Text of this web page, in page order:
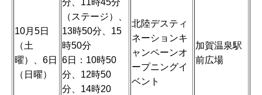
10月5日
（土
曜）、6日
（日曜）
分、11時45分
（ステージ）、
13時50分、15
時50分
6日：10時50
分、12時50
分、14時20
北陸デスティ
ネーションキ
ャンペーンオ
ープニングイ
ベント
加賀温泉駅
前広場